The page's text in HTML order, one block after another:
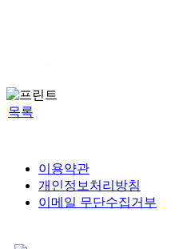
목록
이용약관
개인정보처리방침
이메일 무단수집거부